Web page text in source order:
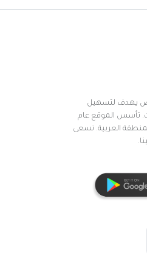
يهدف لتسهيل
تأسس الموقع عام
العربية. نسعى